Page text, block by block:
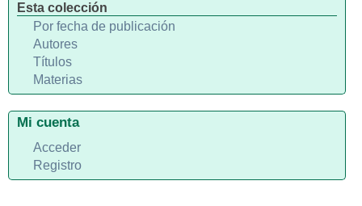
Esta colección
Por fecha de publicación
Autores
Títulos
Materias
Mi cuenta
Acceder
Registro